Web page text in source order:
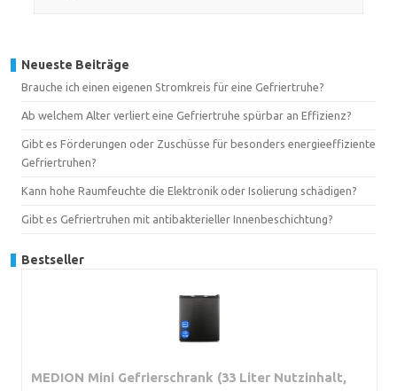
Neueste Beiträge
Brauche ich einen eigenen Stromkreis für eine Gefriertruhe?
Ab welchem Alter verliert eine Gefriertruhe spürbar an Effizienz?
Gibt es Förderungen oder Zuschüsse für besonders energieeffiziente
Gefriertruhen?
Kann hohe Raumfeuchte die Elektronik oder Isolierung schädigen?
Gibt es Gefriertruhen mit antibakterieller Innenbeschichtung?
Bestseller
MEDION Mini Gefrierschrank (33 Liter Nutzinhalt,